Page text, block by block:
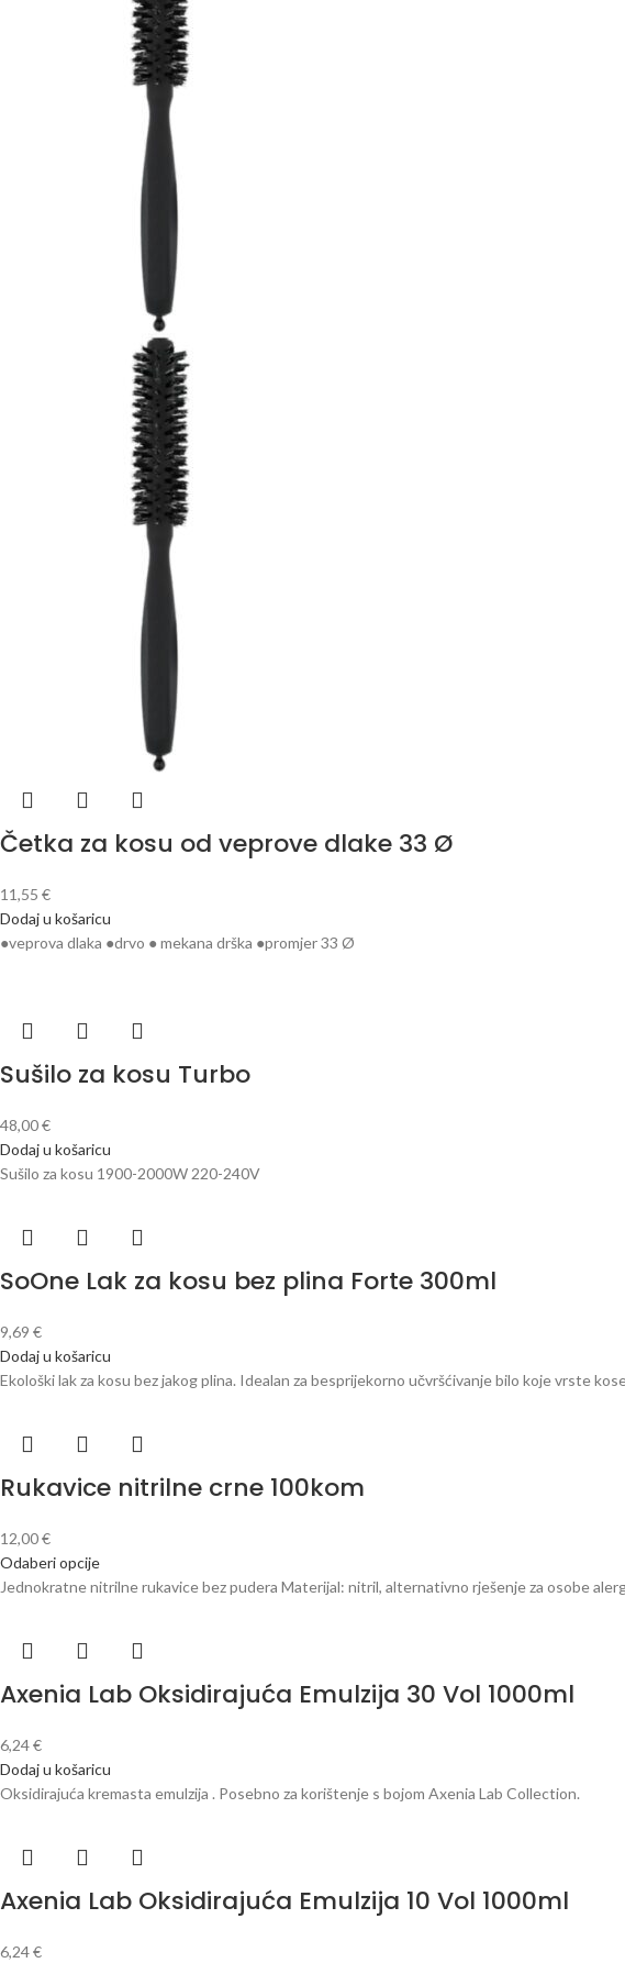
Četka za kosu od veprove dlake 33 Ø
11,55 €
Dodaj u košaricu
●veprova dlaka ●drvo ● mekana drška ●promjer 33 Ø
Sušilo za kosu Turbo
48,00€
Dodaj u košaricu
Sušilo za kosu 1900-2000W 220-240V
SoOne Lak za kosu bez plina Forte 300ml
9,69 €
Dodaj u košaricu
Ekološki lak za kosu bez jakog plina. Idealan za besprijekorno učvršćivanje bilo koje vrste
Rukavice nitrilne crne 100kom
12,00€
Odaberi opcije
Jednokratne nitrilne rukavice bez pudera Materijal: nitril, alternativno rješenje za osobe
Axenia Lab Oksidirajuća Emulzija 30 Vol 1000ml
6,24€
Dodaj u košaricu
Oksidirajuća kremasta emulzija . Posebno za korištenje s bojom Axenia Lab Collection.
Axenia Lab Oksidirajuća Emulzija 10 Vol 1000ml
6,24€